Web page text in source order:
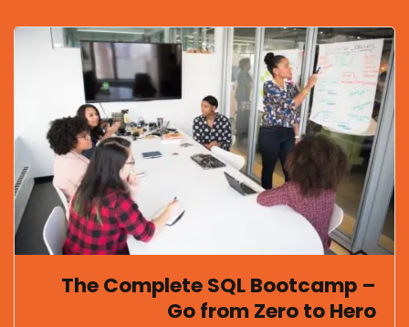
The Complete SQL Bootcamp –
Go from Zero to Hero